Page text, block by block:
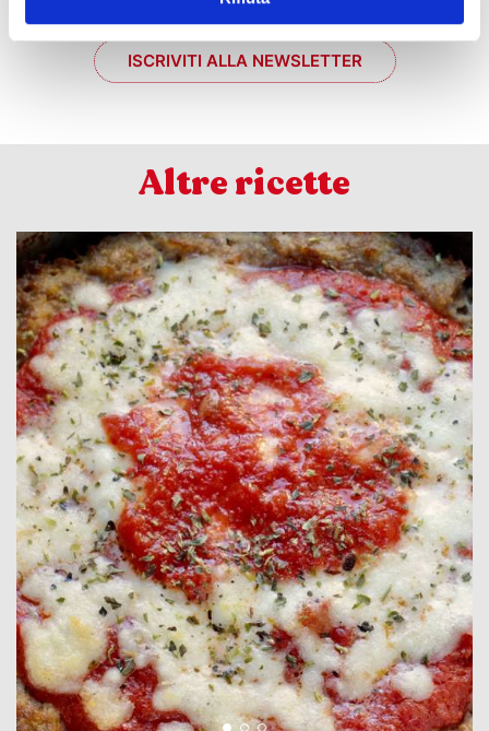
ISCRIVITI ALLA NEWSLETTER
Altre ricette